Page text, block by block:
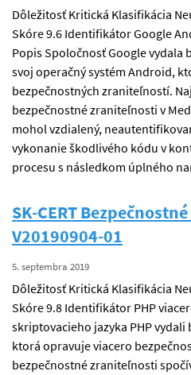
Dôležitosť Kritická Klasifikácia
Skóre 9.6 Identifikátor Google
Popis Spoločnosť Google vydala
svoj operačný systém Android,
bezpečnostných zraniteľností.
bezpečnostné zraniteľnosti v
mohol vzdialený,
vykonanie škodlivého kódu v
procesu s následkom úplného
SK-CERT
V20190904-01
5. septembra 2019
Dôležitosť Kritická Klasifikácia
Skóre 9.8 Identifikátor PHP
skriptovacieho jazyka PHP
ktorá opravuje viacero
bezpečnostné zraniteľnosti